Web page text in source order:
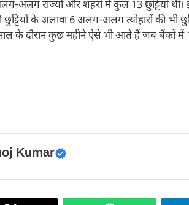
राज्यों और शहरों में कुल 13 छुट्टियां थीं।
के अलावा 6 अलग-अलग त्योहारों की भी
के दौरान कुछ महीने ऐसे भी आते हैं जब बैंकों में
Kumar